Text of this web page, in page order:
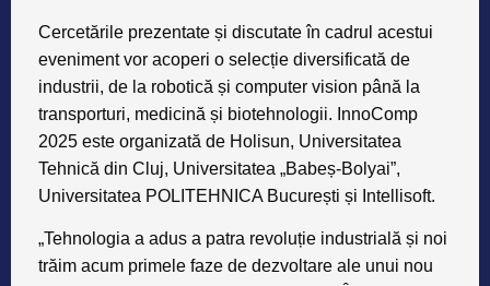
Cercetările prezentate și discutate în cadrul acestui
eveniment vor acoperi o selecție diversificată de
industrii, de la robotică și computer vision până la
transporturi, medicină și biotehnologii. InnoComp
2025 este organizată de Holisun, Universitatea
Tehnică din Cluj, Universitatea „Babeș-Bolyai”,
Universitatea POLITEHNICA București și Intellisoft.
„Tehnologia a adus a patra revoluție industrială și noi
trăim acum primele faze de dezvoltare ale unui nou